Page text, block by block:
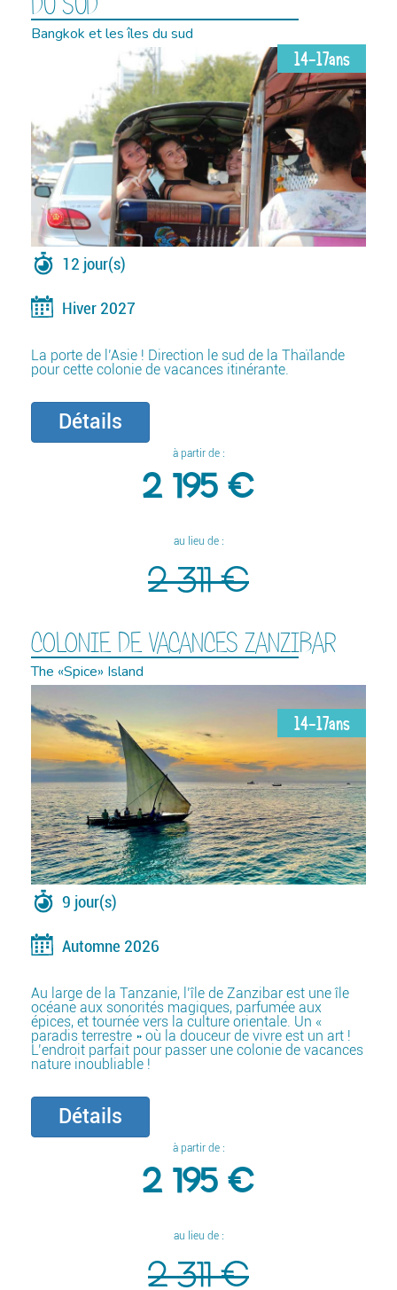
Bangkok et les îles du sud
14-17ans
12 jour(s)
Hiver 2027
La porte de l’Asie ! Direction le sud de la Thaïlande
pour cette colonie de vacances itinérante.
Détails
à partir de :
2 195 €
au lieu de :
2 311 €
COLONIE DE VACANCES ZANZIBAR
The «Spice» Island
14-17ans
9 jour(s)
Automne 2026
Au large de la Tanzanie, l’île de Zanzibar est une île
océane aux sonorités magiques, parfumée aux
épices, et tournée vers la culture orientale. Un «
paradis terrestre » où la douceur de vivre est un art !
L’endroit parfait pour passer une colonie de vacances
nature inoubliable !
Détails
à partir de :
2 195 €
au lieu de :
2 311 €